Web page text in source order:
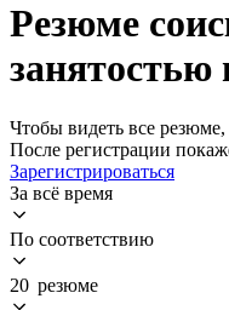
Резюме
занятостью
Чтобы видеть все резюме,
После регистрации
Зарегистрироваться
За всё время
По соответствию
20 резюме